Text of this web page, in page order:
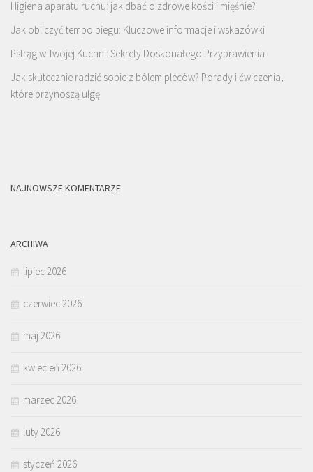
Higiena aparatu ruchu: jak dbać o zdrowe kości i mięśnie?
Jak obliczyć tempo biegu: Kluczowe informacje i wskazówki
Pstrąg w Twojej Kuchni: Sekrety Doskonałego Przyprawienia
Jak skutecznie radzić sobie z bólem pleców? Porady i ćwiczenia,
które przynoszą ulgę
NAJNOWSZE KOMENTARZE
ARCHIWA
lipiec 2026
czerwiec 2026
maj 2026
kwiecień 2026
marzec 2026
luty 2026
styczeń 2026